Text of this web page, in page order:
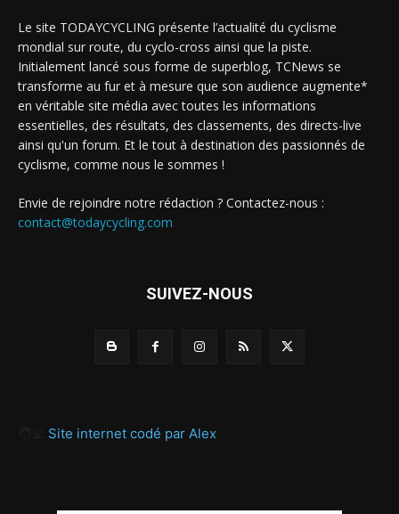
Le site TODAYCYCLING présente l’actualité du cyclisme
mondial sur route, du cyclo-cross ainsi que la piste.
Initialement lancé sous forme de superblog, TCNews se
transforme au fur et à mesure que son audience augmente*
en véritable site média avec toutes les informations
essentielles, des résultats, des classements, des directs-live
ainsi qu'un forum. Et le tout à destination des passionnés de
cyclisme, comme nous le sommes !
Envie de rejoindre notre rédaction ? Contactez-nous :
contact@todaycycling.com
SUIVEZ-NOUS
Site internet codé par Alex